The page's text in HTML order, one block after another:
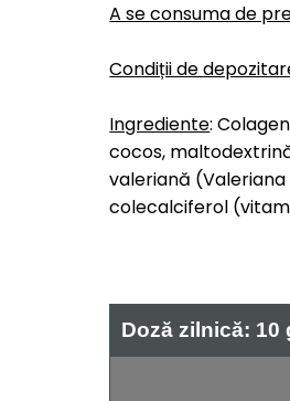
A se consuma de
Condiții de
Ingrediente:
cocos,
valeriană (Valeriana
colecalciferol
Doză zilnică: 10